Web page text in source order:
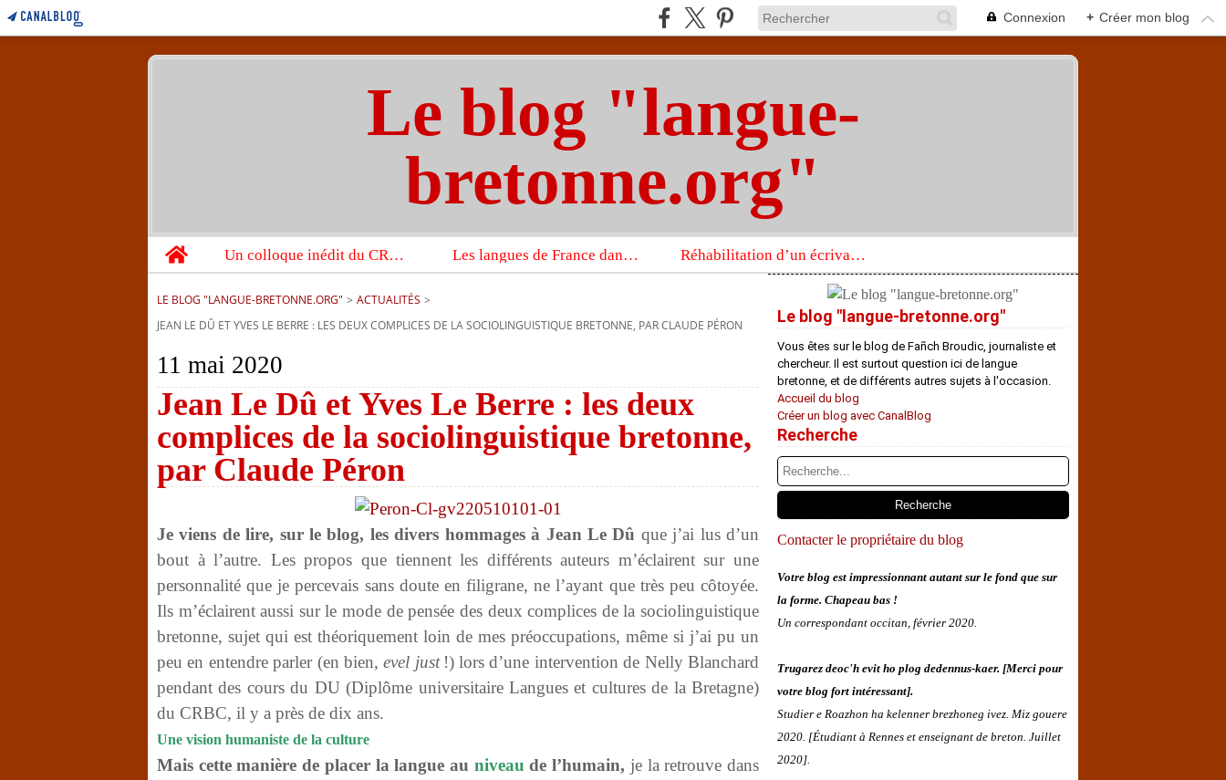
Connexion + Créer mon blog
Le blog "langue-
bretonne.org"
Home
Un colloque inédit du CRBC sur les victimes de l’année 1944 Les langues de France dans un imposant ouvrage sur la langue française que publient les Presses universitaires d’Oxford Réhabilitation d’un écrivain de langue bretonne aujourd’hui mal connu et méconnu
LE BLOG "LANGUE-BRETONNE.ORG" > ACTUALITÉS >
JEAN LE DÛ ET YVES LE BERRE : LES DEUX COMPLICES DE LA SOCIOLINGUISTIQUE BRETONNE, PAR CLAUDE PÉRON
11 mai 2020
Jean Le Dû et Yves Le Berre : les deux
complices de la sociolinguistique bretonne,
par Claude Péron
Je viens de lire, sur le blog, les divers hommages à Jean Le Dû que j’ai lus d’un
bout à l’autre. Les propos que tiennent les différents auteurs m’éclairent sur une
personnalité que je percevais sans doute en filigrane, ne l’ayant que très peu côtoyée.
Ils m’éclairent aussi sur le mode de pensée des deux complices de la sociolinguistique
bretonne, sujet qui est théoriquement loin de mes préoccupations, même si j’ai pu un
peu en entendre parler (en bien,evel just!) lors d’une intervention de Nelly Blanchard
pendant des cours du DU (Diplôme universitaire Langues et cultures de la Bretagne)
du CRBC, il y a près de dix ans.
Une vision humaniste de la culture
Mais cette manière de placer la langue au niveau de l’humain, je la retrouve dans
Le blog "langue-bretonne.org"
Vous êtes sur le blog de Fañch Broudic, journaliste et
chercheur. Il est surtout question ici de langue
bretonne, et de différents autres sujets à l'occasion.
Accueil du blog
Créer un blog avec CanalBlog
Recherche
Contacter le propriétaire du blog
Votre blog est impressionnant autant sur le fond que sur
la forme. Chapeau bas !
Un correspondant occitan, février 2020.
Trugarez deoc'h evit ho plog dedennus-kaer. [Merci pour
votre blog fort intéressant].
Studier e Roazhon ha kelenner brezhoneg ivez. Miz gouere
2020. [Étudiant à Rennes et enseignant de breton. Juillet
2020].